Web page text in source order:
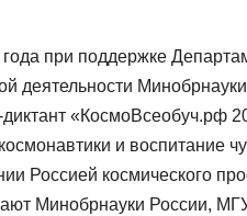
при поддержке
деятельности
«КосмоВсеобуч.рф
и воспитание
Россией космического
Минобрнауки России,